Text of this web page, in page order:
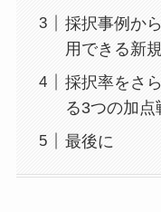
採択事例か
用できる新
採択率をさ
る3つの加点
最後に